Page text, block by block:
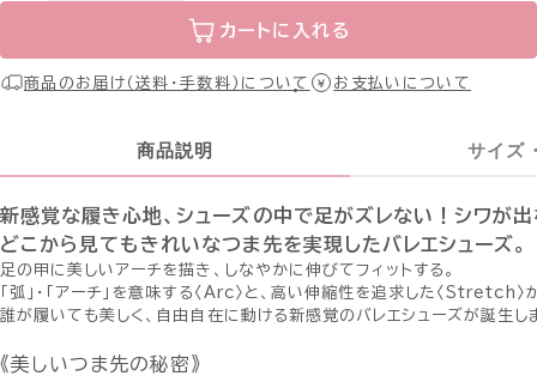
カートに入れる
商品のお届け（送料・手数料）について お支払いについて
商品説明 サイズ
新感覚な履き心地、シューズの中で足がズレない！シワが
どこから見てもきれいなつま先を実現したバレエシューズ。
足の甲に美しいアーチを描き、しなやかに伸びてフィットする。
「弧」・「アーチ」を意味する〈Arc〉と、高い伸縮性を追求した〈Stretch〉
誰が履いても美しく、自由自在に動ける新感覚のバレエシューズが誕生し
《美しいつま先の秘密》